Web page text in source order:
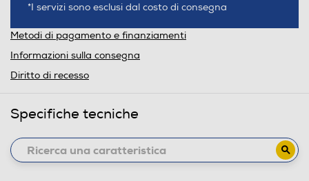
*I servizi sono esclusi dal costo di consegna
Metodi di pagamento e finanziamenti
Informazioni sulla consegna
Diritto di recesso
Specifiche tecniche